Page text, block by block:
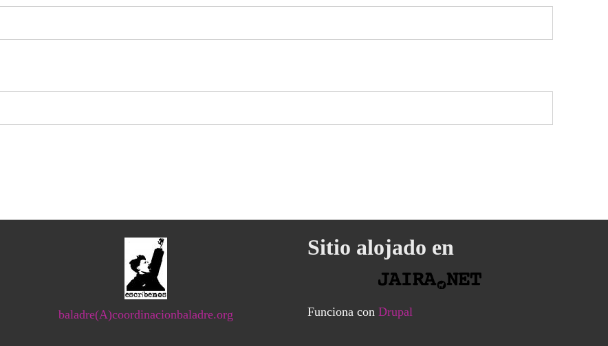
baladre(A)coordinacionbaladre.org
Sitio alojado en
Funciona con Drupal